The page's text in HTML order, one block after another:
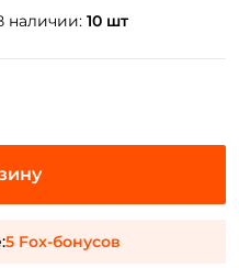
наличии: 10 шт
5 Fox-бонусов